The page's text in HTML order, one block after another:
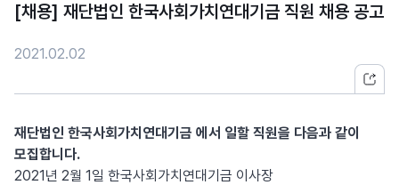
[채용] 재단법인 한국사회가치연대기금 직원 채용 공고
2021.02.02
재단법인 한국사회가치연대기금 에서 일할 직원을 다음과 같이
모집합니다.
2021년 2월 1일 한국사회가치연대기금 이사장